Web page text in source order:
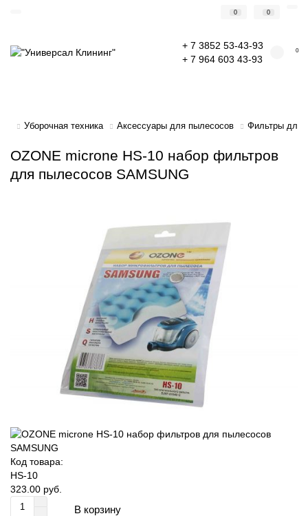
0 0
+ 7 3852 53-43-93
+ 7 964 603 43-93
0
Уборочная техника Аксессуары для пылесосов Фильтры для
OZONE microne HS-10 набор фильтров
для пылесосов SAMSUNG
Код товара:
HS-10
323.00 руб.
В корзину